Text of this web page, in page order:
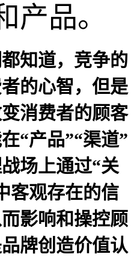
产品。
知道，竞争的
的心智，但是
消费者的顾客
“产品”“渠道”
场上通过“关
客观存在的信
影响和操控顾
牌创造价值认